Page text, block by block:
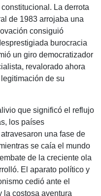
La derrota
de 1983 arrojaba una
consiguió
burocracia
un giro democratizador
revalorado ahora
de su
que significó el reflujo
los países
una fase de
se caía el mundo
de la creciente ola
El aparato político y
cedió ante el
la costosa aventura